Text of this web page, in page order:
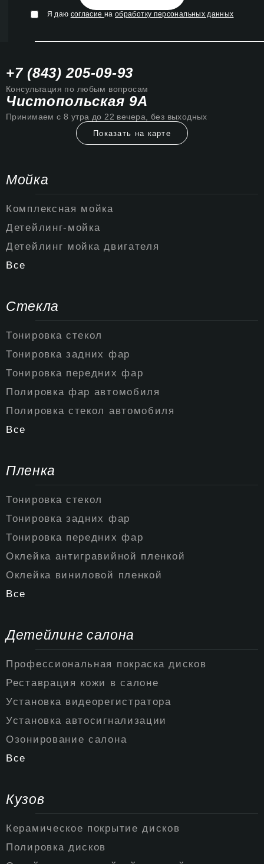
Я даю согласие наобработку персональных данных
+7 (843) 205-09-93
Консультация по любым вопросам
Чистопольская 9А
Принимаем с 8 утра до 22 вечера, без выходных
Показать на карте
Мойка
Комплексная мойка
Детейлинг-мойка
Детейлинг мойка двигателя
Все
Стекла
Тонировка стекол
Тонировка задних фар
Тонировка передних фар
Полировка фар автомобиля
Полировка стекол автомобиля
Все
Пленка
Тонировка стекол
Тонировка задних фар
Тонировка передних фар
Оклейка антигравийной пленкой
Оклейка виниловой пленкой
Все
Детейлинг салона
Профессиональная покраска дисков
Реставрация кожи в салоне
Установка видеорегистратора
Установка автосигнализации
Озонирование салона
Все
Кузов
Керамическое покрытие дисков
Полировка дисков